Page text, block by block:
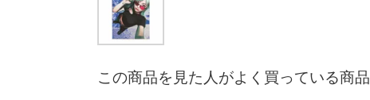
この商品を見た人がよく買っている商品